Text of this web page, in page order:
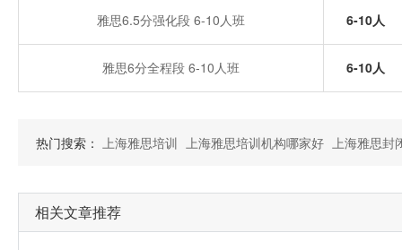
雅思6.5分强化段 6-10人班 6-10人
雅思6分全程段 6-10人班 6-10人
热门搜索： 上海雅思培训 上海雅思培训机构哪家好 上海雅思封
相关文章推荐